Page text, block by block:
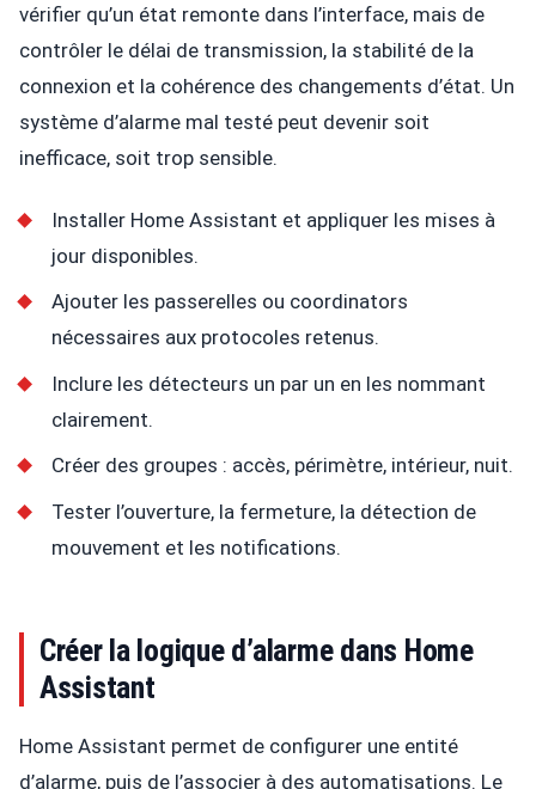
vérifier qu’un état remonte dans l’interface, mais de
contrôler le délai de transmission, la stabilité de la
connexion et la cohérence des changements d’état. Un
système d’alarme mal testé peut devenir soit
inefficace, soit trop sensible.
Installer Home Assistant et appliquer les mises à
jour disponibles.
Ajouter les passerelles ou coordinators
nécessaires aux protocoles retenus.
Inclure les détecteurs un par un en les nommant
clairement.
Créer des groupes : accès, périmètre, intérieur, nuit.
Tester l’ouverture, la fermeture, la détection de
mouvement et les notifications.
Créer la logique d’alarme dans Home
Assistant
Home Assistant permet de configurer une entité
d’alarme, puis de l’associer à des automatisations. Le